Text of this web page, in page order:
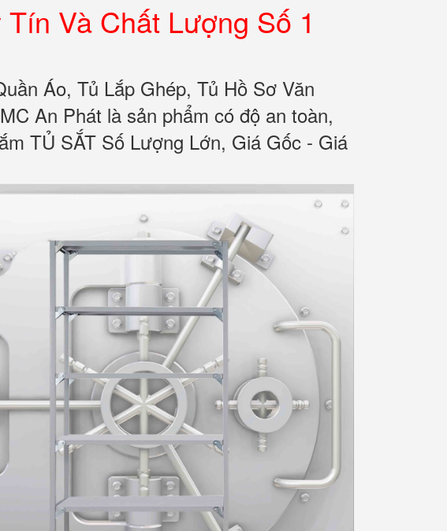
Và Chất Lượng Số 1
Áo, Tủ Lắp Ghép, Tủ Hồ Sơ Văn
An Phát là sản phẩm có độ an toàn,
TỦ SẮT Số Lượng Lớn, Giá Gốc - Giá